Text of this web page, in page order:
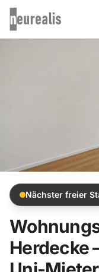
Zum Hauptinhalt
Nächster freier
Herdecke